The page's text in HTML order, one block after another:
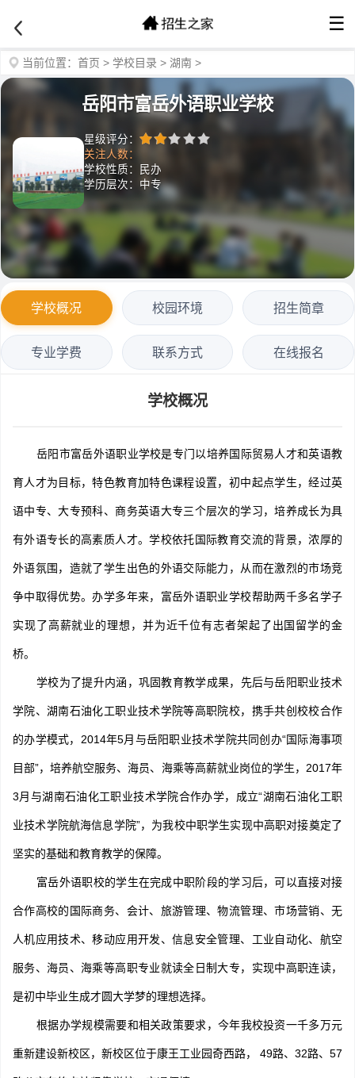
☰
当前位置： 首页 > 学校目录 > 湖南 >
岳阳市富岳外语职业学校
星级评分：
关注人数：
学校性质：民办
学历层次：中专
学校概况 校园环境 招生简章
专业学费 联系方式 在线报名
学校概况
岳阳市富岳外语职业学校是专门以培养国际贸易人才和英语教
育人才为目标，特色教育加特色课程设置，初中起点学生，经过英
语中专、大专预科、商务英语大专三个层次的学习，培养成长为具
有外语专长的高素质人才。学校依托国际教育交流的背景，浓厚的
外语氛围，造就了学生出色的外语交际能力，从而在激烈的市场竞
争中取得优势。办学多年来，富岳外语职业学校帮助两千多名学子
实现了高薪就业的理想，并为近千位有志者架起了出国留学的金
桥。
学校为了提升内涵，巩固教育教学成果，先后与岳阳职业技术
学院、湖南石油化工职业技术学院等高职院校，携手共创校校合作
的办学模式，2014年5月与岳阳职业技术学院共同创办“国际海事项
目部”，培养航空服务、海员、海乘等高薪就业岗位的学生，2017年
3月与湖南石油化工职业技术学院合作办学，成立“湖南石油化工职
业技术学院航海信息学院”，为我校中职学生实现中高职对接奠定了
坚实的基础和教育教学的保障。
富岳外语职校的学生在完成中职阶段的学习后，可以直接对接
合作高校的国际商务、会计、旅游管理、物流管理、市场营销、无
人机应用技术、移动应用开发、信息安全管理、工业自动化、航空
服务、海员、海乘等高职专业就读全日制大专，实现中高职连读，
是初中毕业生成才圆大学梦的理想选择。
根据办学规模需要和相关政策要求，今年我校投资一千多万元
重新建设新校区，新校区位于康王工业园奇西路， 49路、32路、57